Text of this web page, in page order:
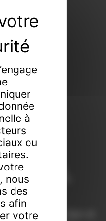
tout,
rien
père en fils à Dijon et
à
ou
nous
des
afin
votre